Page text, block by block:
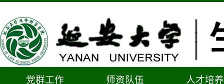
党群工作 师资队伍 人才培